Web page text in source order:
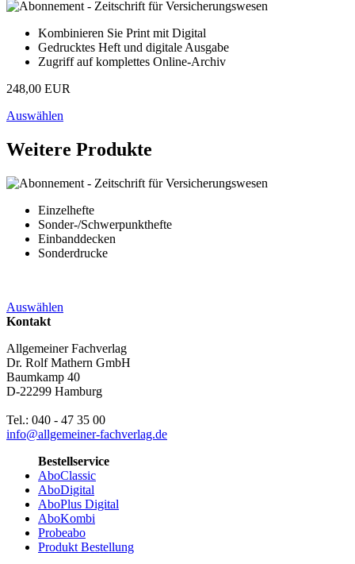
Kombinieren Sie Print mit Digital
Gedrucktes Heft und digitale Ausgabe
Zugriff auf komplettes Online-Archiv
248,00 EUR
Auswählen
Weitere Produkte
Einzelhefte
Sonder-/Schwerpunkthefte
Einbanddecken
Sonderdrucke
Auswählen
Kontakt
Allgemeiner Fachverlag
Dr. Rolf Mathern GmbH
Baumkamp 40
D-22299 Hamburg
Tel.: 040 - 47 35 00
info@allgemeiner-fachverlag.de
Bestellservice
AboClassic
AboDigital
AboPlus Digital
AboKombi
Probeabo
Produkt Bestellung